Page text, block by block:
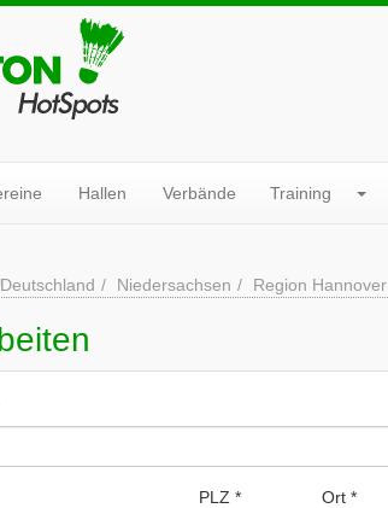
Hallen Verbände Training
Deutschland Niedersachsen Region Hannover
PLZ * Ort *